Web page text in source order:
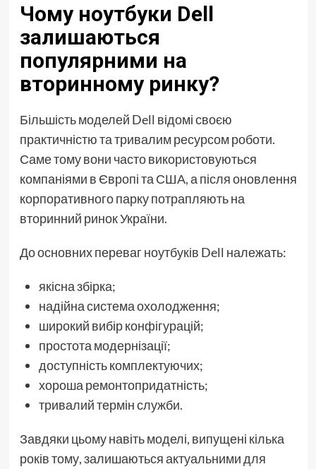
Чому ноутбуки Dell
залишаються
популярними на
вторинному ринку?
Більшість моделей Dell відомі своєю
практичністю та тривалим ресурсом роботи.
Саме тому вони часто використовуються
компаніями в Європі та США, а після оновлення
корпоративного парку потрапляють на
вторинний ринок України.
До основних переваг ноутбуків Dell належать:
якісна збірка;
надійна система охолодження;
широкий вибір конфігурацій;
простота модернізації;
доступність комплектуючих;
хороша ремонтопридатність;
тривалий термін служби.
Завдяки цьому навіть моделі, випущені кілька
років тому, залишаються актуальними для